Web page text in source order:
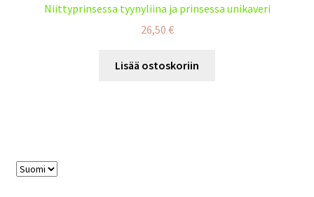
Niittyprinsessa tyynyliina ja prinsessa unikaveri
26,50 €
Lisää ostoskoriin
Valitse